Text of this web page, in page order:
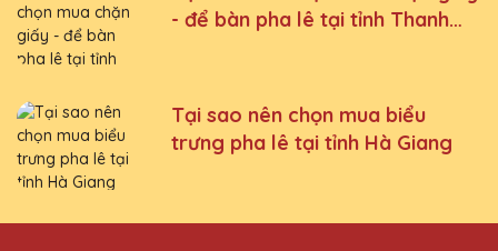
- để bàn pha lê tại tỉnh Thanh
Tại sao nên chọn mua biểu
trưng pha lê tại tỉnh Hà Giang